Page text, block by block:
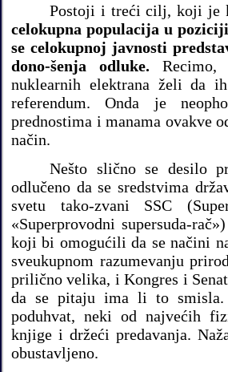
Postoji i treći cilj, koji je
celokupna populacija u
se celokupnoj javnosti
dono-šenja odluke. Recimo,
nuklearnih elektrana želi da
referendum. Onda je
prednostima i manama ovakve
način.
Nešto slično se desilo
odlučeno da se sredstvima
svetu tako-zvani SSC (
«Superprovodni supersuda-
koji bi omogućili da se načini
sveukupnom razumevanju
prilično velika, i Kongres i
da se pitaju ima li to
poduhvat, neki od najvećih
knjige i držeći predavanja.
obustavljeno.